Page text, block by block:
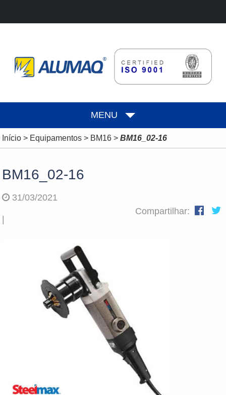
MENU
Início> Equipamentos> BM16> BM16_02-16
BM16_02-16
31/03/2021
|
Compartilhar: